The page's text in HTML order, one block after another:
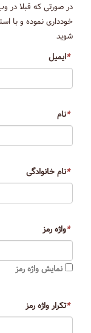
در صورتی که قبلا در
خودداری نموده و با
شوید
*ایمیل
*نام
*نام خانوادگی
*واژه رمز
نمایش واژه رمز
*تکرار واژه رمز